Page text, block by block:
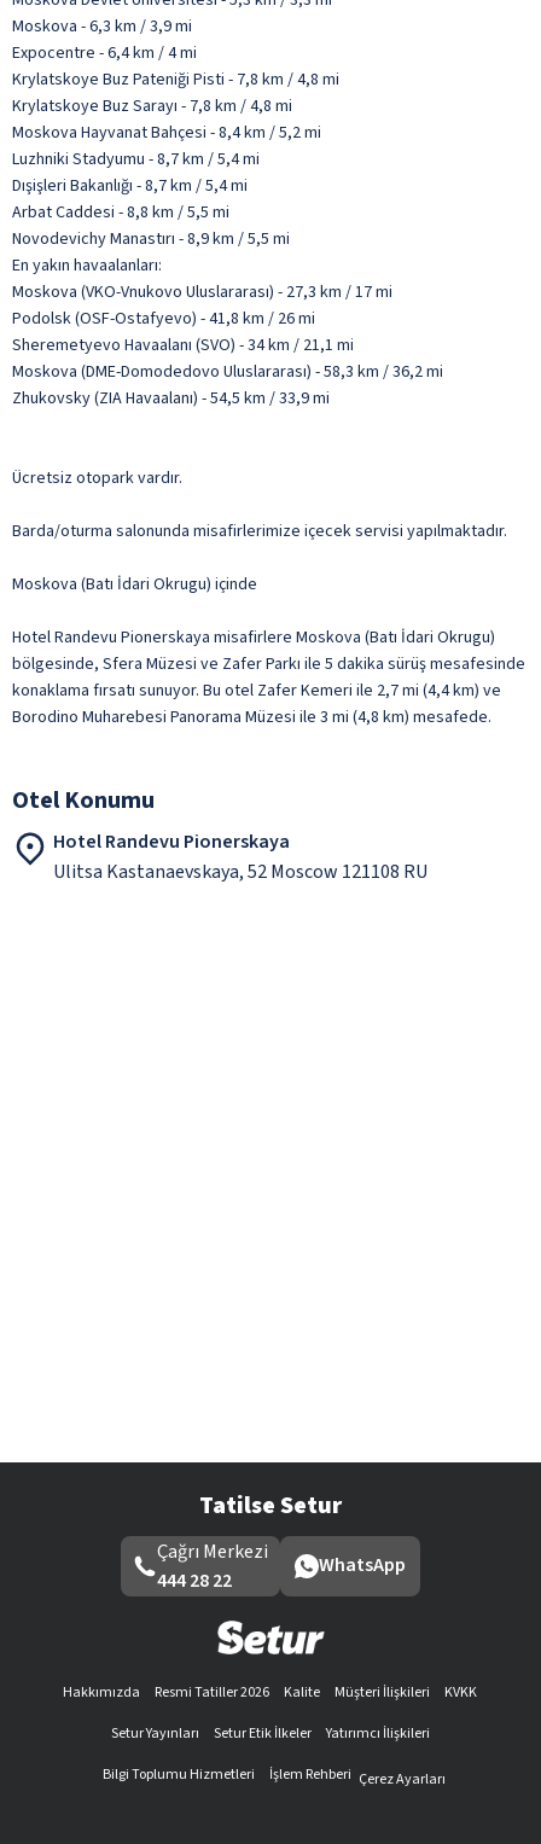
Moskova - 6,3 km / 3,9 mi
Expocentre - 6,4 km / 4 mi
Krylatskoye Buz Pateniği Pisti - 7,8 km / 4,8 mi
Krylatskoye Buz Sarayı - 7,8 km / 4,8 mi
Moskova Hayvanat Bahçesi - 8,4 km / 5,2 mi
Luzhniki Stadyumu - 8,7 km / 5,4 mi
Dışişleri Bakanlığı - 8,7 km / 5,4 mi
Arbat Caddesi - 8,8 km / 5,5 mi
Novodevichy Manastırı - 8,9 km / 5,5 mi
En yakın havaalanları:
Moskova (VKO-Vnukovo Uluslararası) - 27,3 km / 17 mi
Podolsk (OSF-Ostafyevo) - 41,8 km / 26 mi
Sheremetyevo Havaalanı (SVO) - 34 km / 21,1 mi
Moskova (DME-Domodedovo Uluslararası) - 58,3 km / 36,2 mi
Zhukovsky (ZIA Havaalanı) - 54,5 km / 33,9 mi
Ücretsiz otopark vardır.
Barda/oturma salonunda misafirlerimize içecek servisi yapılmaktadır.
Moskova (Batı İdari Okrugu) içinde
Hotel Randevu Pionerskaya misafirlere Moskova (Batı İdari Okrugu)
bölgesinde, Sfera Müzesi ve Zafer Parkı ile 5 dakika sürüş mesafesinde
konaklama fırsatı sunuyor. Bu otel Zafer Kemeri ile 2,7 mi (4,4 km) ve
Borodino Muharebesi Panorama Müzesi ile 3 mi (4,8 km) mesafede.
Otel Konumu
Hotel Randevu Pionerskaya
Ulitsa Kastanaevskaya, 52 Moscow 121108 RU
Tatilse Setur
Çağrı Merkezi
444 28 22
WhatsApp
Hakkımızda Resmi Tatiller 2026 Kalite Müşteri İlişkileri
KVKK
Setur Yayınları
Setur Etik İlkeler
Yatırımcı İlişkileri
Bilgi Toplumu Hizmetleri
İşlem Rehberi Çerez Ayarları